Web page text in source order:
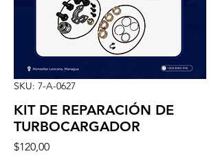
SKU: 7-A-0627
KIT DE REPARACIÓN DE
TURBOCARGADOR
$120,00Precio